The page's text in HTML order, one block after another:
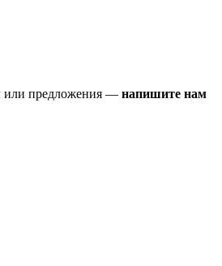
или предложения — напишите нам